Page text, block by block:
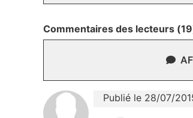
Commentaires des lecteurs
Publié le 28/07/